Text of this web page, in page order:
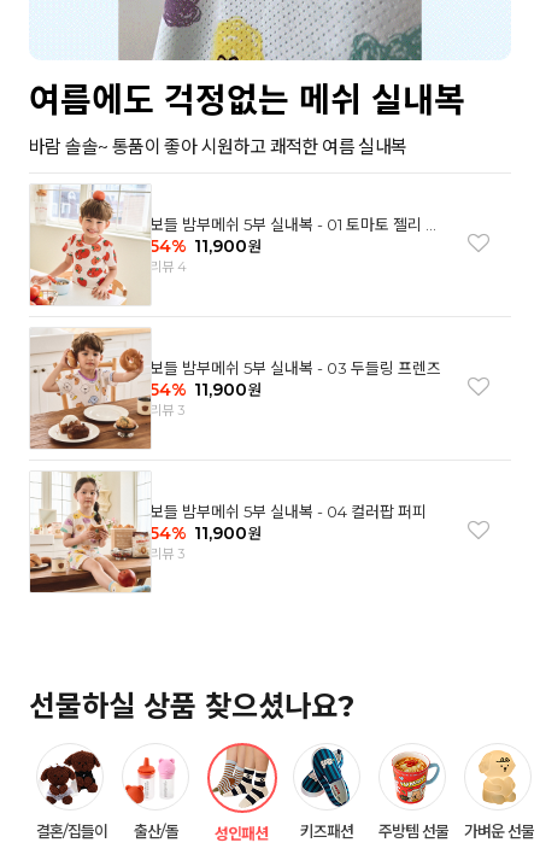
여름에도 걱정없는 메쉬 실내복
바람 솔솔~ 통품이 좋아 시원하고 쾌적한 여름 실내복
보들 밤부메쉬 5부 실내복 - 01 토마토 젤리 베
어
54% 11,900원
리뷰 4
보들 밤부메쉬 5부 실내복 - 03 두들링 프렌즈
54% 11,900원
리뷰 3
보들 밤부메쉬 5부 실내복 - 04 컬러팝 퍼피
54% 11,900원
리뷰 3
선물하실 상품 찾으셨나요?
결혼/집들이 출산/돌 성인패션 키즈패션 주방템 선물 가벼운 선물